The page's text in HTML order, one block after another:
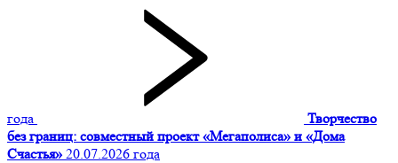
года
Творчество
без границ: совместный проект «Мегаполиса» и «Дома
Счастья» 20.07.2026 года